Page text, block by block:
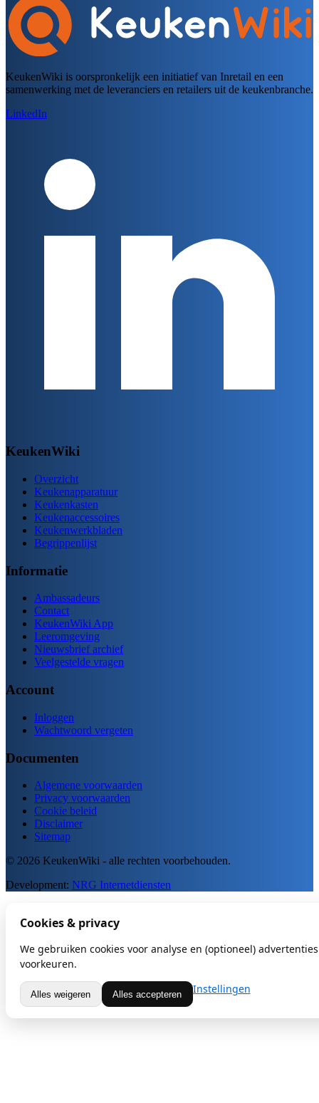
KeukenWiki is oorspronkelijk een initiatief van Inretail en een
samenwerking met de leveranciers en retailers uit de keukenbranche.
LinkedIn
KeukenWiki
Overzicht
Keukenapparatuur
Keukenkasten
Keukenaccessoires
Keukenwerkbladen
Begrippenlijst
Informatie
Ambassadeurs
Contact
KeukenWiki App
Leeromgeving
Nieuwsbrief archief
Veelgestelde vragen
Account
Inloggen
Wachtwoord vergeten
Documenten
Algemene voorwaarden
Privacy voorwaarden
Cookie beleid
Disclaimer
Sitemap
© 2026 KeukenWiki - alle rechten voorbehouden.
Development: NRG Internetdiensten
Cookies & privacy
We gebruiken cookies voor analyse en (optioneel)
voorkeuren.
Alles weigeren Alles accepteren Instellingen